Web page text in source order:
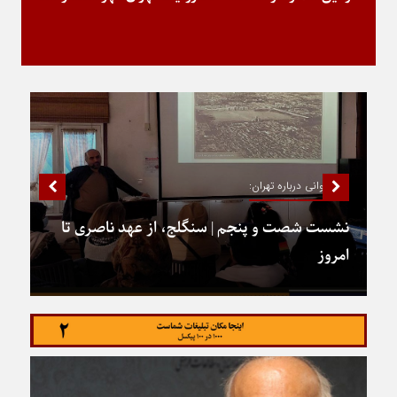
جمع‌خوانی درباره تهران:
نشست شصت و پنجم | سنگلج، از عهد ناصری تا
امروز